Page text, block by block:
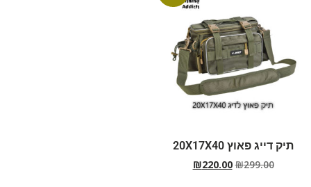
תיק דייג פאוץ 20X17X40
₪299.00
₪220.00